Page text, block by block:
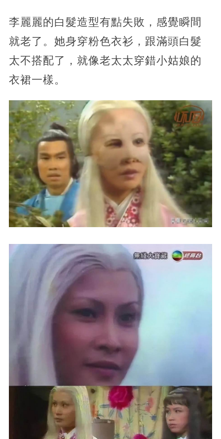
李麗麗的白髮造型有點失敗，感覺瞬間
就老了。她身穿粉色衣衫，跟滿頭白髮
太不搭配了，就像老太太穿錯小姑娘的
衣裙一樣。